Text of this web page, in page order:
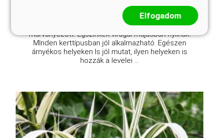
Kedves kis kúszónövény, leveleinek szegélye
krémfehér, de a levéllemez is krémfehérrel
márványozott. Égszínkék virágai májusban nyílnak.
MInden kerttípusban jól alkalmazható. Egészen
árnyékos helyeken ls jól mutat, ilyen helyeken is
hozzák a levelei ...
Elfogadom